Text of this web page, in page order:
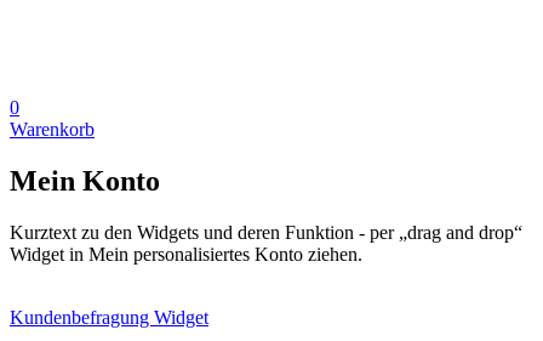
0
Warenkorb
Mein Konto
Kurztext zu den Widgets und deren Funktion - per „drag and drop“
Widget in Mein personalisiertes Konto ziehen.
Kundenbefragung Widget